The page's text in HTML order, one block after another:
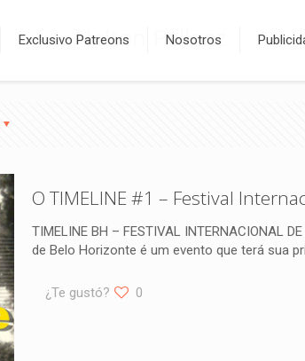
Exclusivo Patreons Nosotros
Nelton Pellenz
O TIMELINE #1 – Festival
TIMELINE BH – FESTIVAL INTERNACIONAL
de Belo Horizonte é um evento que terá sua
¿Te gustó? 0